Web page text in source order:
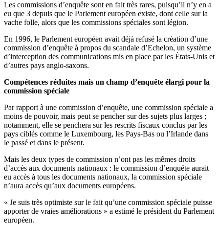
Les commissions d’enquête sont en fait très rares, puisqu’il n’y en a
eu que 3 depuis que le Parlement européen existe, dont celle sur la
vache folle, alors que les commissions spéciales sont légion.
En 1996, le Parlement européen avait déjà refusé la création d’une
commission d’enquête à propos du scandale d’Echelon, un système
d’interception des communications mis en place par les États-Unis et
d’autres pays anglo-saxons.
Compétences réduites mais un champ d’enquête élargi pour la
commission spéciale
Par rapport à une commission d’enquête, une commission spéciale a
moins de pouvoir, mais peut se pencher sur des sujets plus larges ;
notamment, elle se penchera sur les rescrits fiscaux conclus par les
pays ciblés comme le Luxembourg, les Pays-Bas ou l’Irlande dans
le passé et dans le présent.
Mais les deux types de commission n’ont pas les mêmes droits
d’accès aux documents nationaux : le commission d’enquête aurait
eu accès à tous les documents nationaux, la commission spéciale
n’aura accès qu’aux documents européens.
« Je suis très optimiste sur le fait qu’une commission spéciale puisse
apporter de vraies améliorations » a estimé le président du Parlement
européen.